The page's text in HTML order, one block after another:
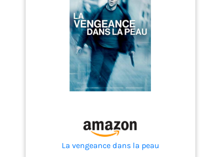
La vengeance dans la peau